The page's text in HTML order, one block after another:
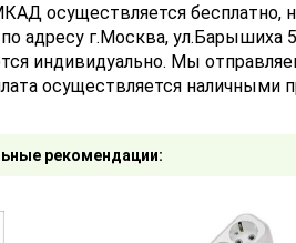
осуществляется
адресу г.Москва, ул.Барышиха
индивидуально. Мы
осуществляется наличными
рекомендации: